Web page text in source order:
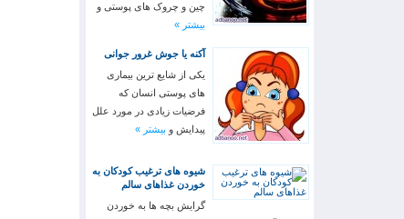
چین و چروک های پوستی و
بیشتر »
آکنه یا جوش غرور جوانی
یکی از شایع ترین بیماری
های پوستی انسان که
فرضیات زیادی در مورد علل
پیدایش و بیشتر »
شیوه های ترغیب کودکان به
خوردن غذاهای سالم
گرایش بچه ها به خوردن